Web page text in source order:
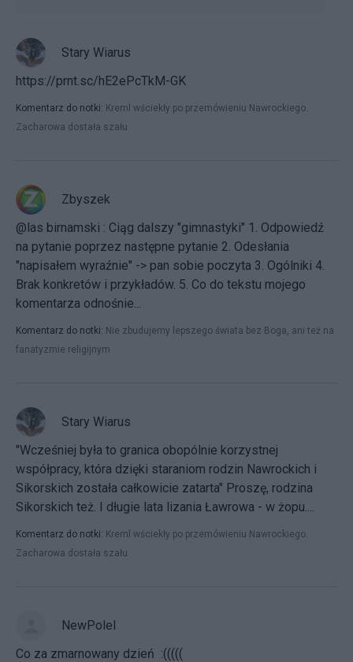
Stary Wiarus
https://prnt.sc/hE2ePcTkM-GK
Komentarz do notki: Kreml wściekły po przemówieniu Nawrockiego.
Zacharowa dostała szału
Zbyszek
@las birnamski : Ciąg dalszy "gimnastyki" 1. Odpowiedź
na pytanie poprzez następne pytanie 2. Odesłania
"napisałem wyraźnie" -> pan sobie poczyta 3. Ogólniki 4.
Brak konkretów i przykładów. 5. Co do tekstu mojego
komentarza odnośnie...
Komentarz do notki: Nie zbudujemy lepszego świata bez Boga, ani też na
fanatyzmie religijnym
Stary Wiarus
"Wcześniej była to granica obopólnie korzystnej
współpracy, która dzięki staraniom rodzin Nawrockich i
Sikorskich została całkowicie zatarta" Proszę, rodzina
Sikorskich też. I długie lata lizania Ławrowa - w żopu....
Komentarz do notki: Kreml wściekły po przemówieniu Nawrockiego.
Zacharowa dostała szału
NewPolel
Co za zmarnowany dzień :(((((